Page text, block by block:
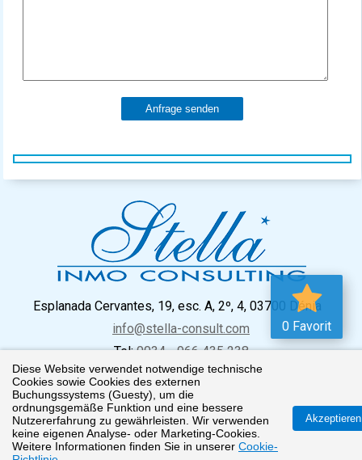
Anfrage senden
0 Favorit
Esplanada Cervantes, 19, esc. A, 2º, 4, 03700 Dénia
info@stella-consult.com
Tel:0034 - 966 435 238
ImpressumDatenschutzCookie Richtlinien
© 2026
Diese Website verwendet notwendige technische
Cookies sowie Cookies des externen
Buchungssystems (Guesty), um die
ordnungsgemäße Funktion und eine bessere
Nutzererfahrung zu gewährleisten. Wir verwenden
keine eigenen Analyse- oder Marketing-Cookies.
Weitere Informationen finden Sie in unserer Cookie-
Akzeptieren